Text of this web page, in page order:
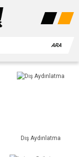
ARA
Dış Aydınlatma